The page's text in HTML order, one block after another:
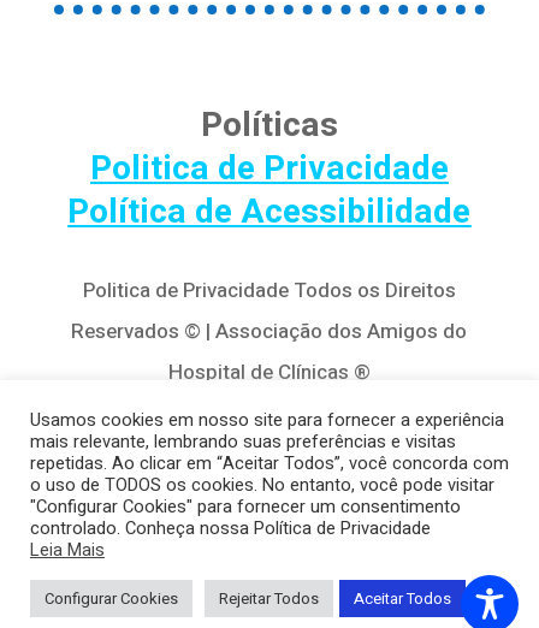
Políticas
Politica de Privacidade
Política de Acessibilidade
Politica de Privacidade Todos os Direitos
Reservados © | Associação dos Amigos do
Hospital de Clínicas ®
Av. Agostinho Leão Jr, 320 – Alto da Glória,
80030-110, Curitiba / PR
(41) 3122-8650 | contato@cedivida.org.br
CNPJ: 79.698.643/0001-00
Usamos cookies em nosso site para fornecer a experiência
mais relevante, lembrando suas preferências e visitas
repetidas. Ao clicar em “Aceitar Todos”, você concorda com
o uso de TODOS os cookies. No entanto, você pode visitar
"Configurar Cookies" para fornecer um consentimento
controlado. Conheça nossa Política de Privacidade
Leia Mais
Configurar Cookies Rejeitar Todos Aceitar Todos